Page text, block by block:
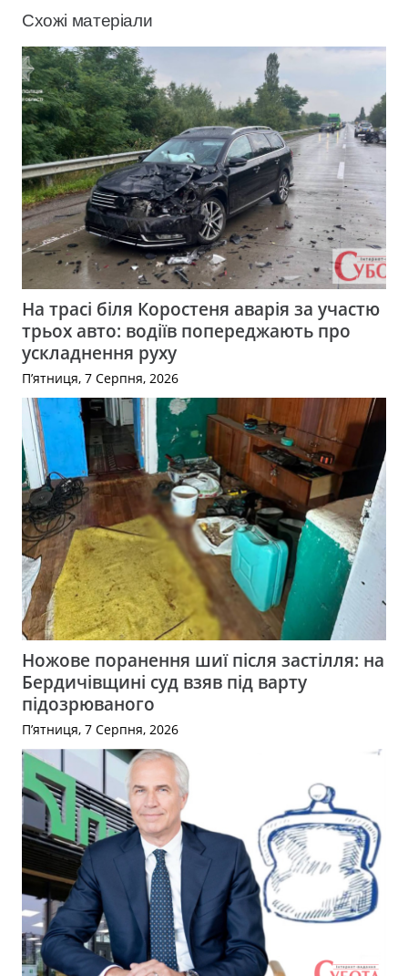
Схожі матеріали
На трасі біля Коростеня аварія за участю
трьох авто: водіїв попереджають про
ускладнення руху
П’ятниця, 7 Серпня, 2026
Ножове поранення шиї після застілля: на
Бердичівщині суд взяв під варту
підозрюваного
П’ятниця, 7 Серпня, 2026